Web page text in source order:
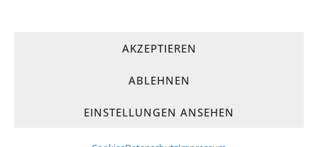
AKZEPTIEREN
ABLEHNEN
EINSTELLUNGEN ANSEHEN